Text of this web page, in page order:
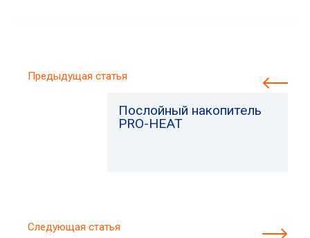
Предыдущая статья
Послойный накопитель
PRO-HEAT
Следующая статья